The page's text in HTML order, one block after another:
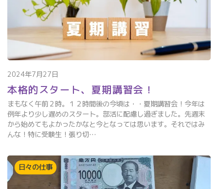
2024年7月27日
本格的スタート、夏期講習会！
まもなく午前２時。１２時間後の今頃は・・夏期講習会！今年は
例年より少し遅めのスタート。部活に配慮し過ぎました。先週末
から始めてもよかったかなと今となっては思います。それではみ
んな！特に受験生！張り切…
日々の仕事